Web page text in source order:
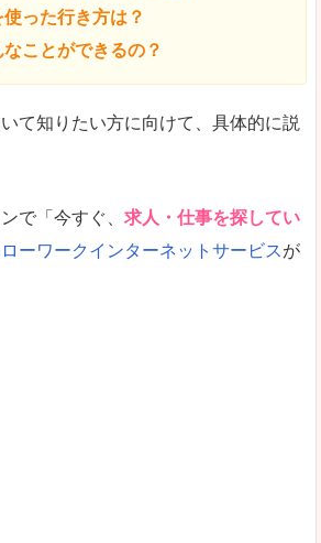
った行き方は？
なことができるの？
て知りたい方に向けて、具体的に説
で「今すぐ、 求人・仕事を探してい
ーワークインターネットサービスが